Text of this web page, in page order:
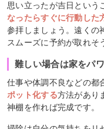
思い立ったが吉日という
なったらすぐに行動した
参拝しましょう。遠くの
スムーズに予約が取れそ
難しい場合は家をパ
仕事や体調不良などの都
ポット化する方法があり
神棚を作れば完成です。